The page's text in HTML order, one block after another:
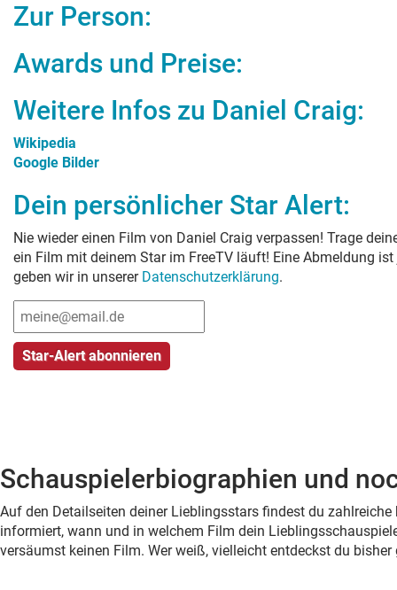
Zur Person:
Awards und Preise:
Weitere Infos zu Daniel Craig:
Wikipedia
Google Bilder
Dein persönlicher Star Alert:
Nie wieder einen Film von Daniel Craig verpassen! Trage
ein Film mit deinem Star im FreeTV läuft! Eine Abmeldung
geben wir in unserer Datenschutzerklärung.
Schauspielerbiographien und
Auf den Detailseiten deiner Lieblingsstars findest du
informiert, wann und in welchem Film dein
versäumst keinen Film. Wer weiß, vielleicht entdeckst du